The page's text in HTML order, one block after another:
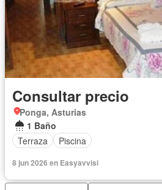
Consultar precio
Ponga, Asturias
1 Baño
Terraza
Piscina
8 jun 2026 en Easyavvisi